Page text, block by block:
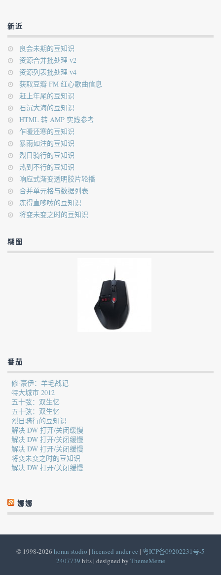
新近
良会未期的豆知识
资源合并批处理 v2
资源列表批处理 v4
获取豆瓣 FM 红心歌曲信息
赶上年尾的豆知识
石沉大海的豆知识
HTML 转 AMP 实践参考
乍暖还寒的豆知识
暴雨如注的豆知识
烈日骑行的豆知识
热到不行的豆知识
响应式渐变透明胶片轮播
合并单元格与数据列表
冻得直哆嗦的豆知识
将变未变之时的豆知识
糊图
番茄
修·豪伊：羊毛战记
特大城市 2012
五十弦：双生忆
五十弦：双生忆
烈日骑行的豆知识
解决 DW 打开/关闭缓慢
解决 DW 打开/关闭缓慢
解决 DW 打开/关闭缓慢
将变未变之时的豆知识
解决 DW 打开/关闭缓慢
娜娜
© 1998-2026 horan studio | licensed under cc | 粤ICP备09202231号-5
2407739 hits | designed by ThemeMeme